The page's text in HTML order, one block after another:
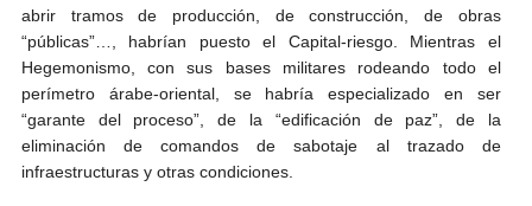
abrir tramos de producción, de construcción, de obras
“públicas”…, habrían puesto el Capital-riesgo. Mientras el
Hegemonismo, con sus bases militares rodeando todo el
perímetro árabe-oriental, se habría especializado en ser
“garante del proceso”, de la “edificación de paz”, de la
eliminación de comandos de sabotaje al trazado de
infraestructuras y otras condiciones.